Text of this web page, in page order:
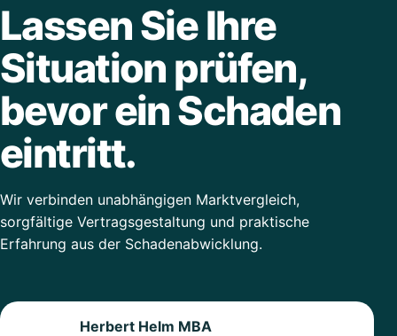
Lassen Sie Ihre
Situation prüfen,
bevor ein Schaden
eintritt.
Wir verbinden unabhängigen Marktvergleich,
sorgfältige Vertragsgestaltung und praktische
Erfahrung aus der Schadenabwicklung.
Herbert Helm MBA